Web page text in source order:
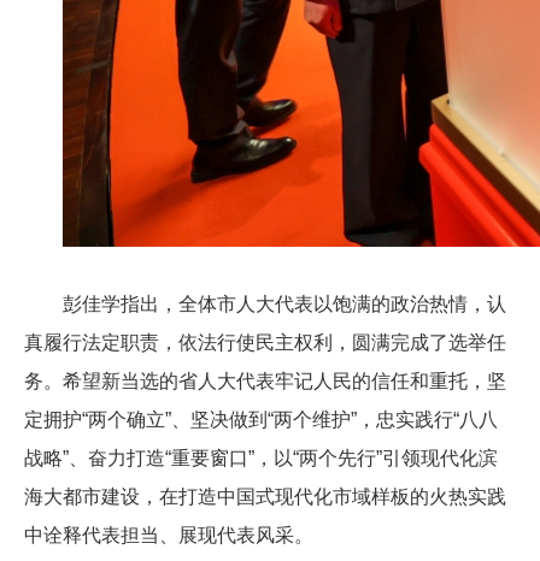
彭佳学指出，全体市人大代表以饱满的政治热情，认
真履行法定职责，依法行使民主权利，圆满完成了选举任
务。希望新当选的省人大代表牢记人民的信任和重托，坚
定拥护“两个确立”、坚决做到“两个维护”，忠实践行“八八
战略”、奋力打造“重要窗口”，以“两个先行”引领现代化滨
海大都市建设，在打造中国式现代化市域样板的火热实践
中诠释代表担当、展现代表风采。